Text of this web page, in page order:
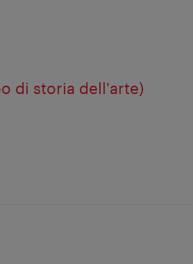
di storia dell'arte)